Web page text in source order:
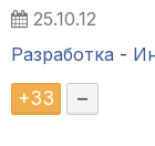
25.10.12
Разработка -
+33 –